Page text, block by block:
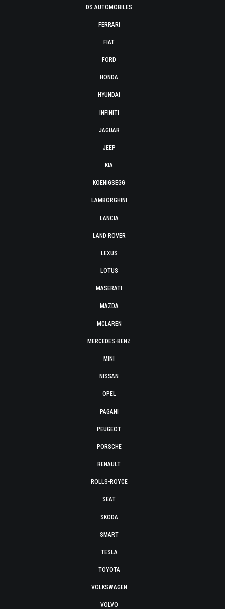
DS AUTOMOBILES
FERRARI
FIAT
FORD
HONDA
HYUNDAI
INFINITI
JAGUAR
JEEP
KIA
KOENIGSEGG
LAMBORGHINI
LANCIA
LAND ROVER
LEXUS
LOTUS
MASERATI
MAZDA
MCLAREN
MERCEDES-BENZ
MINI
NISSAN
OPEL
PAGANI
PEUGEOT
PORSCHE
RENAULT
ROLLS-ROYCE
SEAT
SKODA
SMART
TESLA
TOYOTA
VOLKSWAGEN
VOLVO